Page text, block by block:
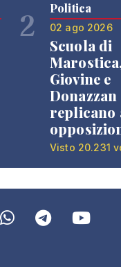
2 Politica
02 ago 2026
Scuola di
Giovine e
Donazzan
replicano
Visto 20.231